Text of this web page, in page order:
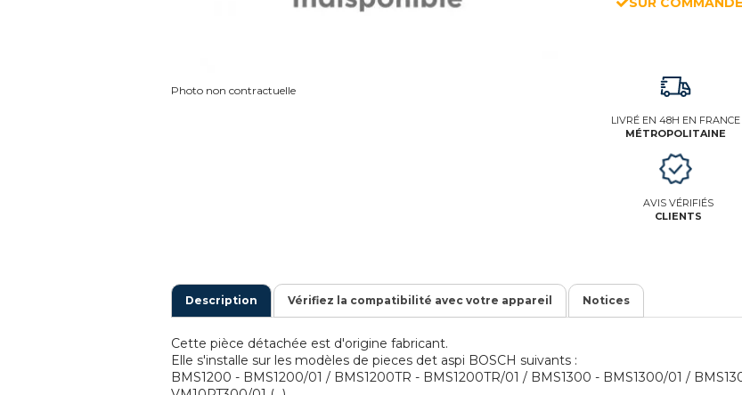
Photo non contractuelle
LIVRÉ EN 48H EN FRANCE
MÉTROPOLITAINE
AVIS VÉRIFIÉS
CLIENTS
Description Vérifiez la compatibilité avec votre appareil Notices
Cette pièce détachée est d'origine fabricant.
Elle s'installe sur les modèles de pieces det aspi BOSCH suivants :
BMS1200 - BMS1200/01 / BMS1200TR - BMS1200TR/01 / BMS1300 - BMS1300/01 /